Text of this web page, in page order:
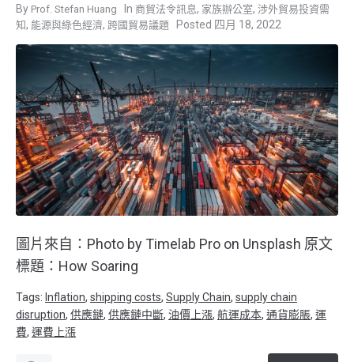
Prof. Stefan Huang 商貿法令訊息, 家族辦公室, 涉外貿易投資需
知, 能源與綠色經濟, 跨國貿易議題 四月 18, 2022
圖片來自：Photo by Timelab Pro on Unsplash 原文
標題：How Soaring
Tags: Inflation, shipping costs, Supply Chain, supply chain
disruption, 供應鏈, 供應鏈中斷, 油價上漲, 航運成本, 通貨膨脹, 運
費, 運費上漲